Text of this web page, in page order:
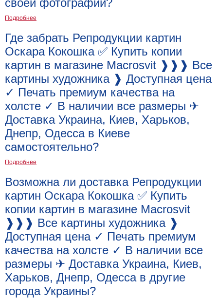
Подробнее
Где забрать Репродукции картин
Оскара Кокошка ✅ Купить копии
картин в магазине Macrosvit ❱❱❱ Все
картины художника ❱ Доступная цена
✓ Печать премиум качества на
холсте ✓ В наличии все размеры ✈
Доставка Украина, Киев, Харьков,
Днепр, Одесса в Киеве
самостоятельно?
Подробнее
Возможна ли доставка Репродукции
картин Оскара Кокошка ✅ Купить
копии картин в магазине Macrosvit
❱❱❱ Все картины художника ❱
Доступная цена ✓ Печать премиум
качества на холсте ✓ В наличии все
размеры ✈ Доставка Украина, Киев,
Харьков, Днепр, Одесса в другие
города Украины?